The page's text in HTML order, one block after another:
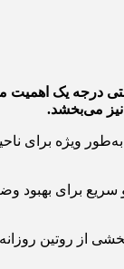
درجه یک اهمیت
می‌بخشد.
ویژه
مؤثر و سریع